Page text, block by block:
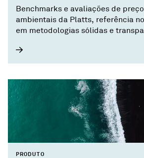
Benchmarks e avaliações de
ambientais da Platts, referência
em metodologias sólidas e
PRODUTO